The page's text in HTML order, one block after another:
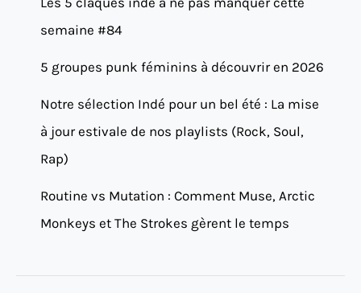
semaine #84
5 groupes punk féminins à découvrir en 2026
Notre sélection Indé pour un bel été : La mise
à jour estivale de nos playlists (Rock, Soul,
Rap)
Routine vs Mutation : Comment Muse, Arctic
Monkeys et The Strokes gèrent le temps